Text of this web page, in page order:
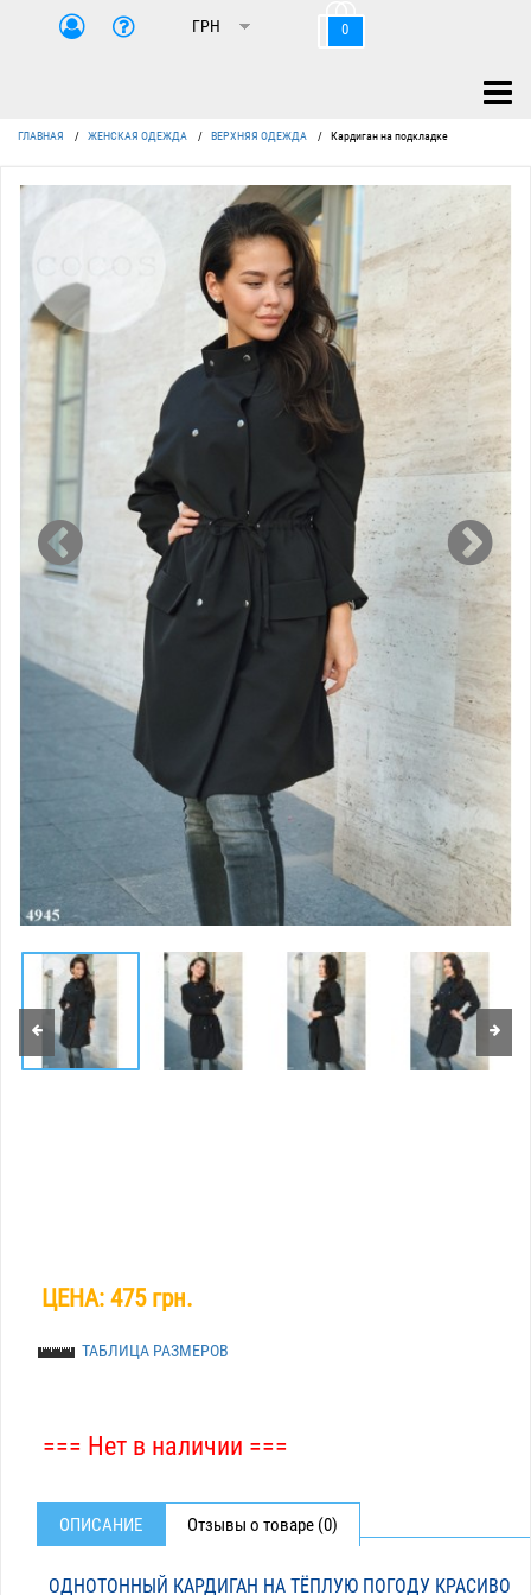
0
ГЛАВНАЯ / ЖЕНСКАЯ ОДЕЖДА / ВЕРХНЯЯ ОДЕЖДА / Кардиган на подкладке
ЦЕНА: 475 грн.
ТАБЛИЦА РАЗМЕРОВ
=== Нет в наличии ===
ОПИСАНИЕ Отзывы о товаре (0)
ОДНОТОННЫЙ КАРДИГАН НА ТЁПЛУЮ ПОГОДУ КРАСИВО